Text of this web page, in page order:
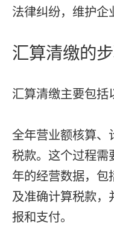
法律纠纷，维护企
汇算清缴的
汇算清缴主要包括
全年营业额核算、
税款。这个过程需
年的经营数据，包
及准确计算税款，
报和支付。